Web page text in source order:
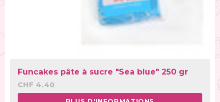
Funcakes pâte à sucre "Sea blue" 250 gr
CHF 4.40